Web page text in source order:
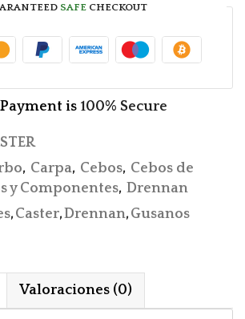
SAFE CHECKOUT
is 100% Secure
, Carpa, Cebos, Cebos de
y Componentes, Drennan
,Caster,Drennan,Gusanos
Valoraciones (0)